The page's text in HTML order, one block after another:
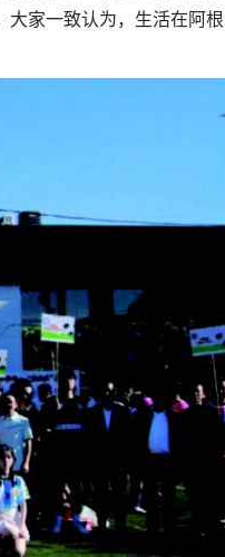
大家一致认为，生活在阿根